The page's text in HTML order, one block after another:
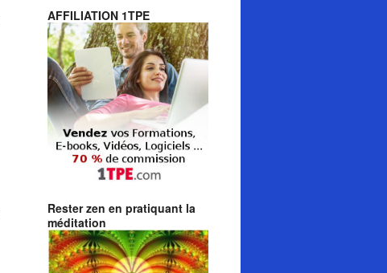
AFFILIATION 1TPE
Rester zen en pratiquant la
méditation